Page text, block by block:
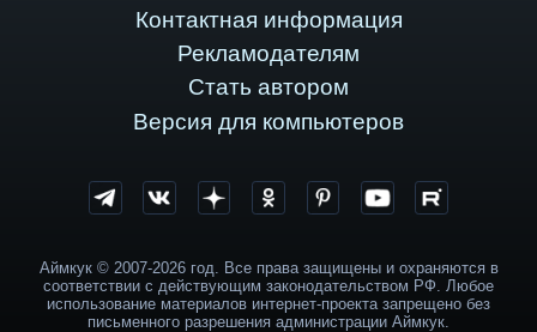
Контактная информация
Рекламодателям
Стать автором
Версия для компьютеров
Аймкук © 2007-2026 год. Все права защищены и охраняются в
соответствии с действующим законодательством РФ. Любое
использование материалов интернет-проекта запрещено без
письменного разрешения администрации Аймкук.